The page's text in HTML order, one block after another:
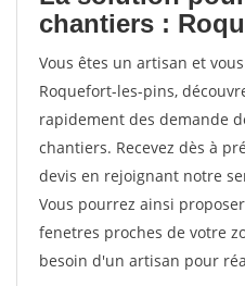
chantiers :
Vous êtes un artisan et
Roquefort-les-pins,
rapidement des demande
chantiers. Recevez dès à
devis en rejoignant notre
Vous pourrez ainsi
fenetres proches de votre
besoin d'un artisan pour